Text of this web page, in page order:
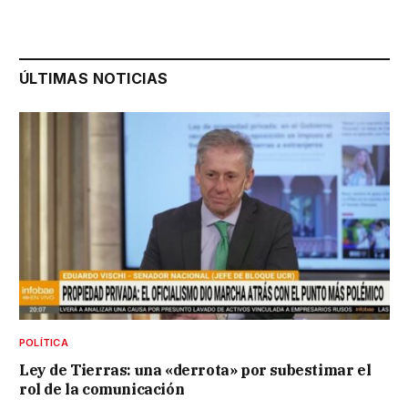
ÚLTIMAS NOTICIAS
POLÍTICA
Ley de Tierras: una «derrota» por subestimar el
rol de la comunicación